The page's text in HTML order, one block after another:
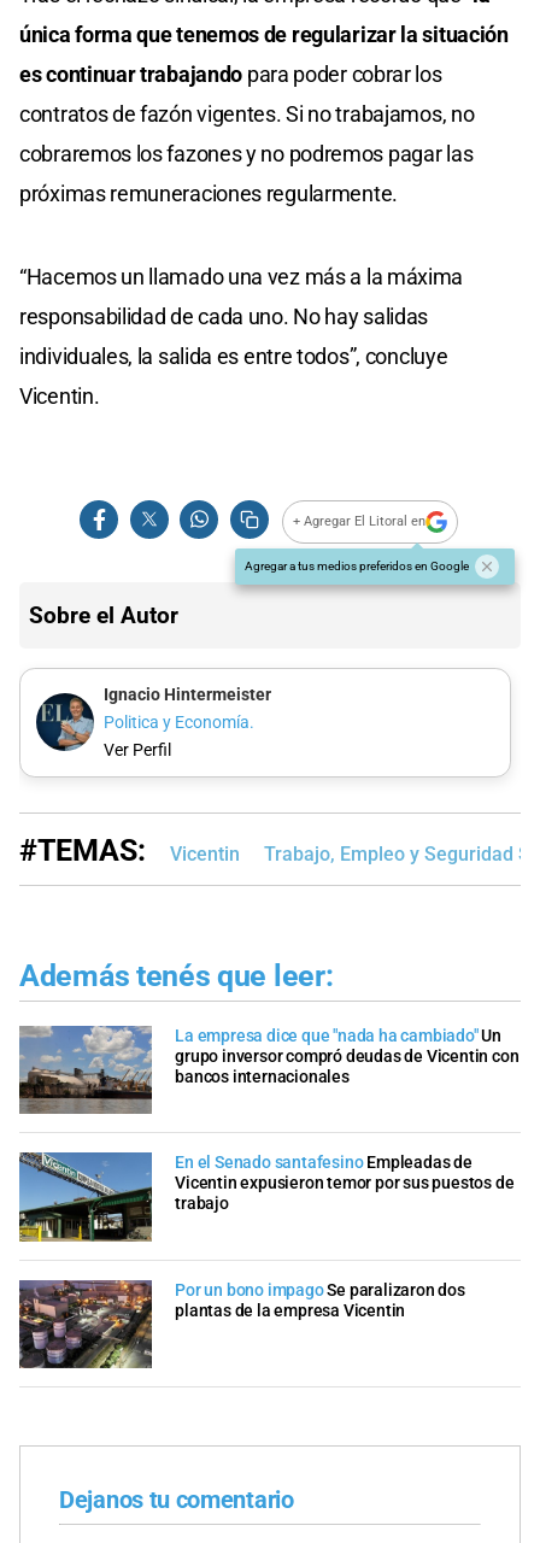
única forma que tenemos de regularizar la situación
es continuar trabajando para poder cobrar los
contratos de fazón vigentes. Si no trabajamos, no
cobraremos los fazones y no podremos pagar las
próximas remuneraciones regularmente.
“Hacemos un llamado una vez más a la máxima
responsabilidad de cada uno. No hay salidas
individuales, la salida es entre todos”, concluye
Vicentin.
+ Agregar El Litoral en
Agregar a tus medios preferidos en Google
Sobre el Autor
Ignacio Hintermeister
Politica y Economía.
Ver Perfil
#TEMAS: Vicentin Trabajo, Empleo y Seguridad
Además tenés que leer:
La empresa dice que "nada ha cambiado"Un
grupo inversor compró deudas de Vicentin con
bancos internacionales
En el Senado santafesinoEmpleadas de
Vicentin expusieron temor por sus puestos de
trabajo
Por un bono impagoSe paralizaron dos
plantas de la empresa Vicentin
Dejanos tu comentario